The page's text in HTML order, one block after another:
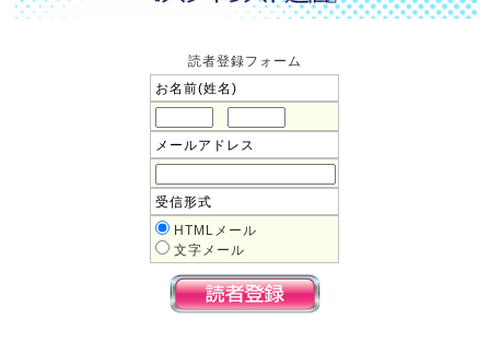
読者登録フォーム
お名前(姓名)
メールアドレス
受信形式
HTMLメール
文字メール